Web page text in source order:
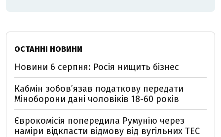
ОСТАННІ НОВИНИ
Новини 6 серпня: Росія нищить бізнес
Кабмін зобовʼязав податкову передати
Міноборони дані чоловіків 18-60 років
Єврокомісія попередила Румунію через
наміри відкласти відмову від вугільних ТЕС